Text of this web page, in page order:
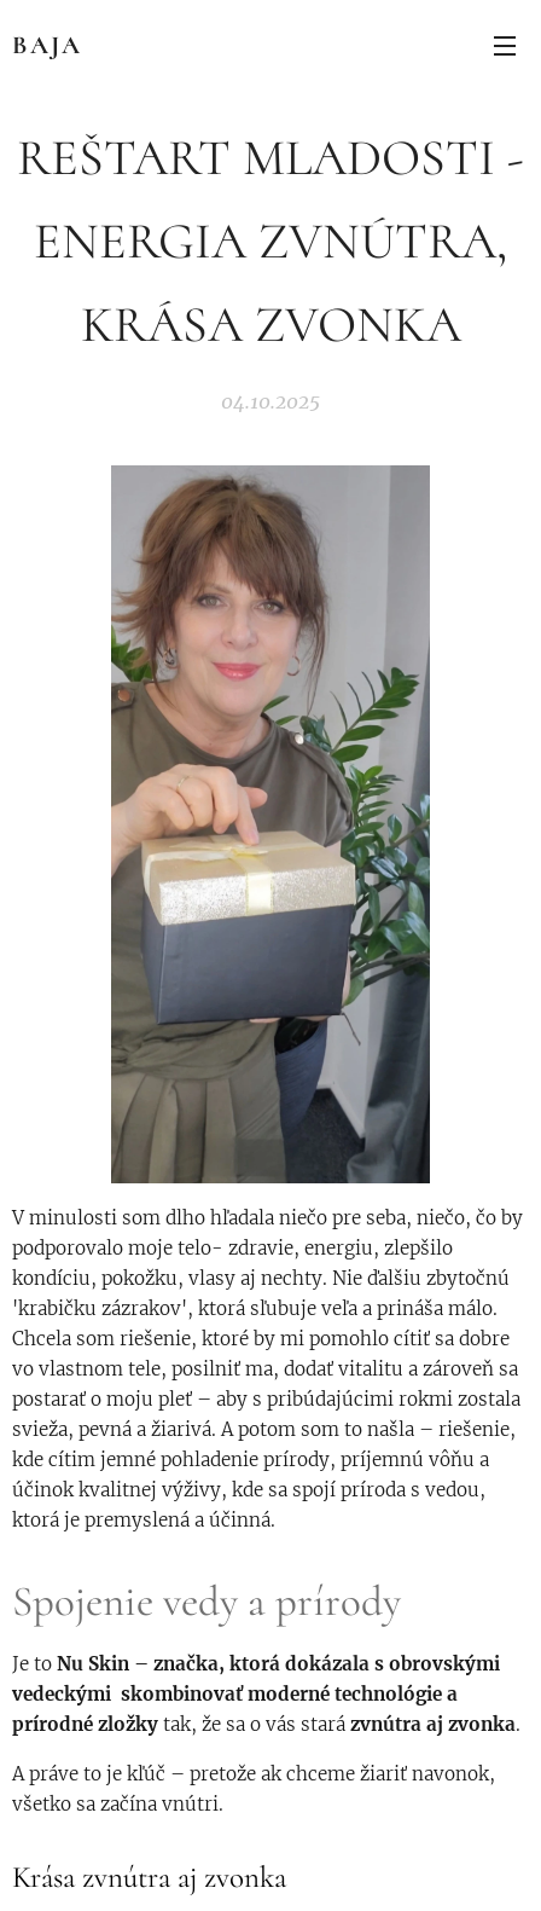
BAJA
REŠTART MLADOSTI -
ENERGIA ZVNÚTRA,
KRÁSA ZVONKA
04.10.2025
V minulosti som dlho hľadala niečo pre seba, niečo, čo by
podporovalo moje telo- zdravie, energiu, zlepšilo
kondíciu, pokožku, vlasy aj nechty. Nie ďalšiu zbytočnú
'krabičku zázrakov', ktorá sľubuje veľa a prináša málo.
Chcela som riešenie, ktoré by mi pomohlo cítiť sa dobre
vo vlastnom tele, posilniť ma, dodať vitalitu a zároveň sa
postarať o moju pleť – aby s pribúdajúcimi rokmi zostala
svieža, pevná a žiarivá. A potom som to našla – riešenie,
kde cítim jemné pohladenie prírody, príjemnú vôňu a
účinok kvalitnej výživy, kde sa spojí príroda s vedou,
ktorá je premyslená a účinná.
Spojenie vedy a prírody
Je to Nu Skin – značka, ktorá dokázala s obrovskými
vedeckými skombinovať moderné technológie a
prírodné zložky tak, že sa o vás stará zvnútra aj zvonka.
A práve to je kľúč – pretože ak chceme žiariť navonok,
všetko sa začína vnútri.
Krása zvnútra aj zvonka